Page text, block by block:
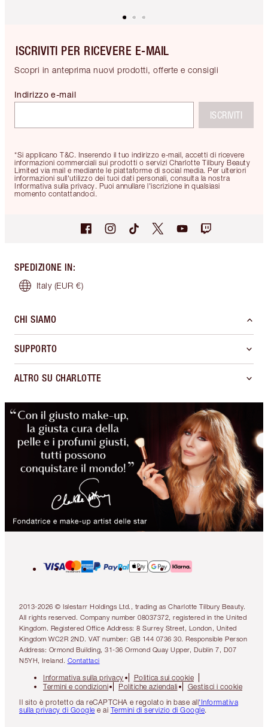
ISCRIVITI PER RICEVERE E-MAIL
Scopri in anteprima nuovi prodotti, offerte e consigli
*Si applicano T&C. Inserendo il tuo indirizzo e-mail, accetti di ricevere
informazioni commerciali sui prodotti o servizi Charlotte Tilbury Beauty
Limited via mail e mediante le piattaforme di social media. Per ulteriori
informazioni sull'utilizzo dei tuoi dati personali, consulta la nostra
Informativa sulla privacy. Puoi annullare l'iscrizione in qualsiasi
momento contattandoci.
Indirizzo e-mail
ISCRIVITI
SPEDIZIONE IN:
Italy (EUR €)
CHI SIAMO
SUPPORTO
ALTRO SU CHARLOTTE
2013-2026 © Islestarr Holdings Ltd., trading as Charlotte Tilbury Beauty.
All rights reserved. Company number 08037372, registered in the United
Kingdom. Registered Office Address: 8 Surrey Street, London, United
Kingdom WC2R 2ND. VAT number: GB 144 0736 30. Responsible Person
Address: Ormond Building, 31-36 Ormond Quay Upper, Dublin 7, D07
N5YH, Ireland. Contattaci
Informativa sulla privacy
Politica sui cookie
Termini e condizioni
Politiche aziendali
Gestisci i cookie
Il sito è protetto da reCAPTCHA e regolato in base all'Informativa
sulla privacy di Google e ai Termini di servizio di Google.